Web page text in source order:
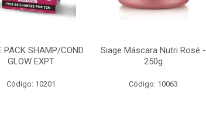
PACK SHAMP/COND
GLOW EXPT
Código: 10201
Siage Máscara Nutri Rosé -
250g
Código: 10063